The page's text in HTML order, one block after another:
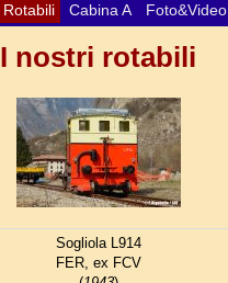
Rotabili Cabina A Foto&Video
I nostri rotabili
Sogliola L914
FER, ex FCV